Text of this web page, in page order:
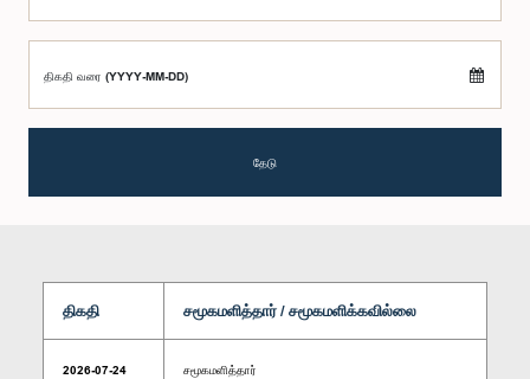
திகதி வரை (YYYY-MM-DD)
தேடு
திகதி சமூகமளித்தார் / சமூகமளிக்கவில்லை
2026-07-24 சமூகமளித்தார்